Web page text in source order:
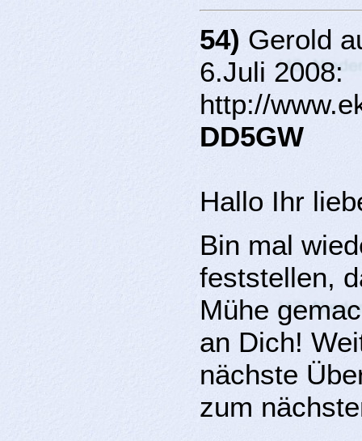
54) Gerold
6.Juli 2008:
http://
DD5GW
Hallo Ihr
Bin mal
feststellen,
Mühe
an Dich!
nächste
zum